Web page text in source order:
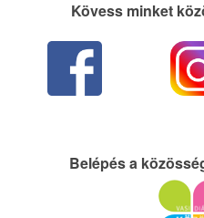
Kövess minket
Belépés a